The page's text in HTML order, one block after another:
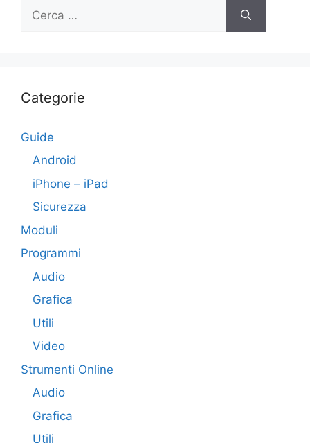
per:
Categorie
Guide
Android
iPhone – iPad
Sicurezza
Moduli
Programmi
Audio
Grafica
Utili
Video
Strumenti Online
Audio
Grafica
Utili